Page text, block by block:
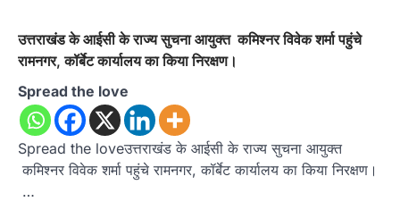
उत्तराखंड के आईसी के राज्य सुचना आयुक्त कमिश्नर विवेक शर्मा पहुंचे
रामनगर, कॉर्बेट कार्यालय का किया निरक्षण।
Spread the love
Spread the loveउत्तराखंड के आईसी के राज्य सुचना आयुक्त
कमिश्नर विवेक शर्मा पहुंचे रामनगर, कॉर्बेट कार्यालय का किया निरक्षण।
…